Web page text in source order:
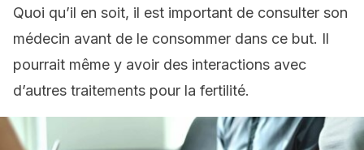
Quoi qu’il en soit, il est important de consulter son
médecin avant de le consommer dans ce but. Il
pourrait même y avoir des interactions avec
d’autres traitements pour la fertilité.